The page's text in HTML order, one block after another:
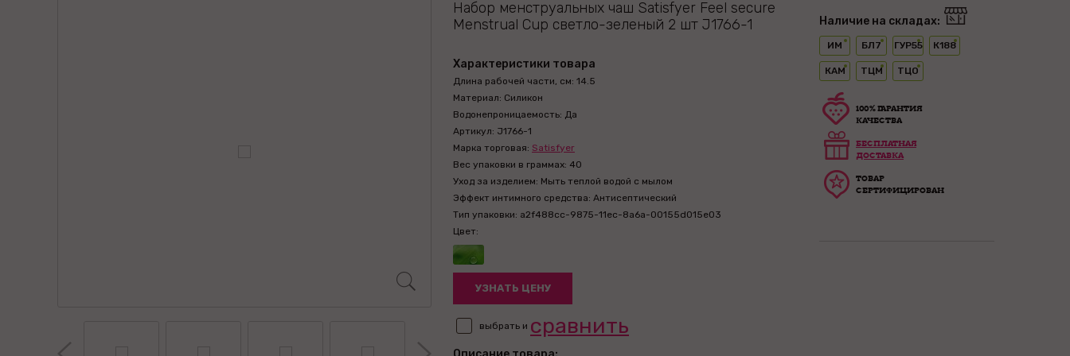
Набор менструальных чаш Satisfyer Feel secure
Menstrual Cup светло-зеленый 2 шт J1766-1
Характеристики товара
Длина рабочей части, см: 14.5
Материал: Силикон
Водонепроницаемость: Да
Артикул: J1766-1
Марка торговая: Satisfyer
Вес упаковки в граммах: 40
Уход за изделием: Мыть теплой водой с мылом
Эффект интимного средства: Антисептический
Тип упаковки: a2f488cc-9875-11ec-8a6a-00155d015e03
Цвет:
УЗНАТЬ ЦЕНУ
выбрать и сравнить
Наличие на складах:
ИМ БЛ7 ГУР55 К188
КАМ ТЦМ ТЦО
100% ГАРАНТИЯ
КАЧЕСТВА
БЕСПЛАТНАЯ
ДОСТАВКА
ТОВАР
СЕРТИФИЦИРОВАН